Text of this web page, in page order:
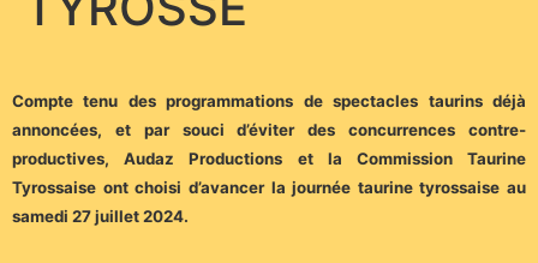
Compte tenu des programmations de spectacles taurins déjà
annoncées, et par souci d’éviter des concurrences contre-
productives, Audaz Productions et la Commission Taurine
Tyrossaise ont choisi d’avancer la journée taurine tyrossaise au
samedi 27 juillet 2024.